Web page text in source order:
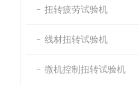
扭转疲劳试验机
线材扭转试验机
微机控制扭转试验机